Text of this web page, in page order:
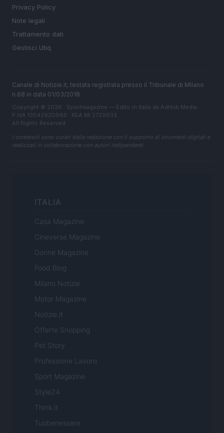
Privacy Policy
Note legali
Trattamento dati
Gestisci Utiq
Canale di Notizie.it, testata registrata presso il Tribunale di Milano
n.68 in data 01/03/2018
Copyright © 2026 · Sportmagazine — Edito in Italia da AdHub Media
P.IVA 13542920965 · REA MI 2729933
All Rights Reserved
I contenuti sono curati dalla redazione con il supporto di strumenti digitali e
realizzati in collaborazione con autori indipendenti.
ITALIA
Casa Magazine
Cineverse Magazine
Donne Magazine
Food Blog
Milano Notizie
Motor Magazine
Notizie.it
Offerte Shopping
Pet Story
Professione Lavoro
Sport Magazine
Style24
Think.it
Tuobenessere